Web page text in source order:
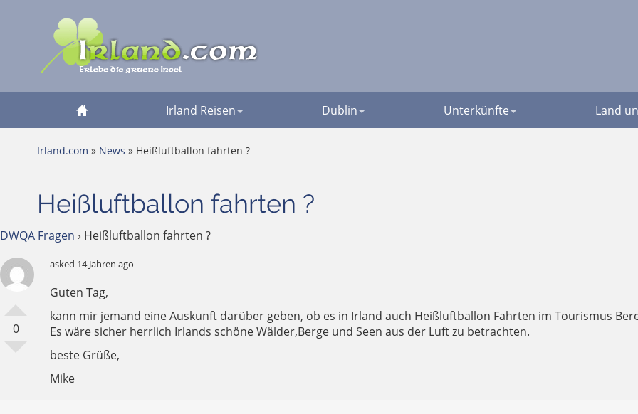
Irland Reisen Dublin Unterkünfte Land
Irland.com » News » Heißluftballon fahrten ?
Heißluftballon fahrten ?
DWQA Fragen › Heißluftballon fahrten ?
0
asked 14 Jahren ago
Guten Tag,
kann mir jemand eine Auskunft darüber geben, ob es in Irland auch Heißluftballon Fahrten im Tourismus
Es wäre sicher herrlich Irlands schöne Wälder,Berge und Seen aus der Luft zu betrachten.
beste Grüße,
Mike